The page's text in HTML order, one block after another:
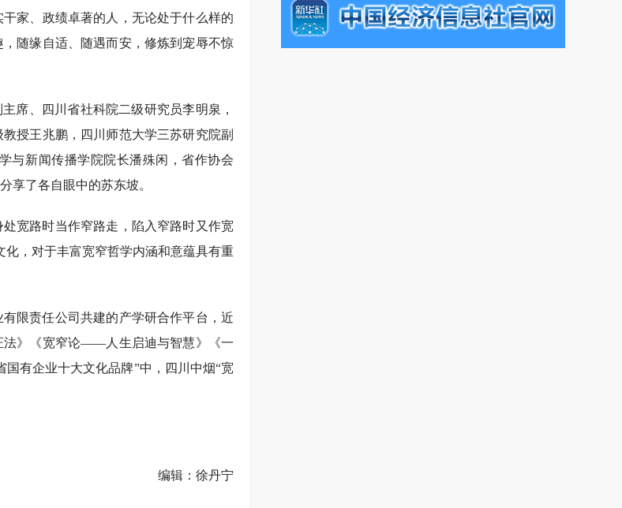
家、政绩卓著的人，无论处于什么样的
随缘自适、随遇而安，修炼到宠辱不惊
席、四川省社科院二级研究员李明泉，
授王兆鹏，四川师范大学三苏研究院副
与新闻传播学院院长潘殊闲，省作协会
享了各自眼中的苏东坡。
宽路时当作窄路走，陷入窄路时又作宽
，对于丰富宽窄哲学内涵和意蕴具有重
限责任公司共建的产学研合作平台，近
》《宽窄论——人生启迪与智慧》《一
有企业十大文化品牌”中，四川中烟“宽
编辑：徐丹宁